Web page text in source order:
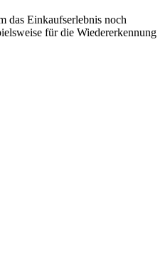
das Einkaufserlebnis noch
für die Wiedererkennung